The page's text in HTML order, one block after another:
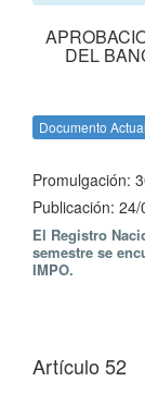
DEL
Documento
Promulgación:
Publicación:
El Registro
semestre se
IMPO.
Artículo 52